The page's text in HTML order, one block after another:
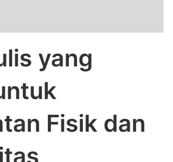
yang
Fisik dan